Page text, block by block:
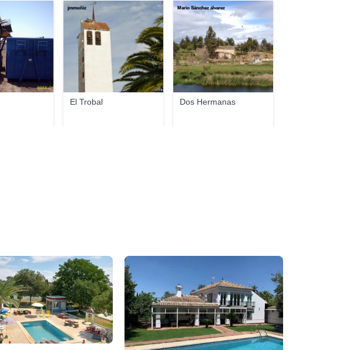
El Trobal
jmmuñiz
Dos Hermanas
Mario Sánchez álvarez